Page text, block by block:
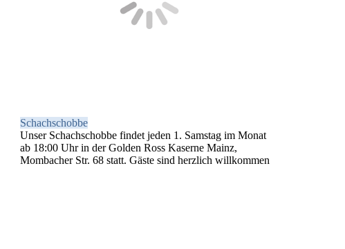
Schachschobbe
Unser Schachschobbe findet jeden 1. Samstag im Monat
ab 18:00 Uhr in der Golden Ross Kaserne Mainz,
Mombacher Str. 68 statt. Gäste sind herzlich willkommen